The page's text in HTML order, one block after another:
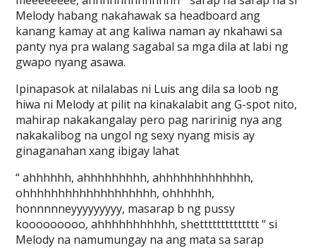
Melody habang nakahawak sa headboard ang
kanang kamay at ang kaliwa naman ay nkahawi sa
panty nya pra walang sagabal sa mga dila at labi ng
gwapo nyang asawa.
Ipinapasok at nilalabas ni Luis ang dila sa loob ng
hiwa ni Melody at pilit na kinakalabit ang G-spot nito,
mahirap nakakangalay pero pag naririnig nya ang
nakakalibog na ungol ng sexy nyang misis ay
ginaganahan xang ibigay lahat
“ ahhhhhh, ahhhhhhhhh, ahhhhhhhhhhhhh,
ohhhhhhhhhhhhhhhhhhh, ohhhhhh,
honnnnneyyyyyyyyy, masarap b ng pussy
kooooooooo, ahhhhhhhhhhh, shetttttttttttttt “ si
Melody na namumungay na ang mata sa sarap